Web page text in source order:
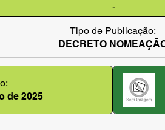
-
Tipo de Publicação:
DECRETO
de 2025